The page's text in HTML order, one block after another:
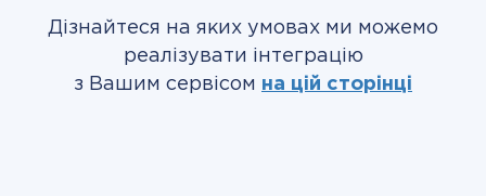
Дізнайтеся на яких умовах ми можемо
реалізувати інтеграцію
з Вашим сервісом на цій сторінці